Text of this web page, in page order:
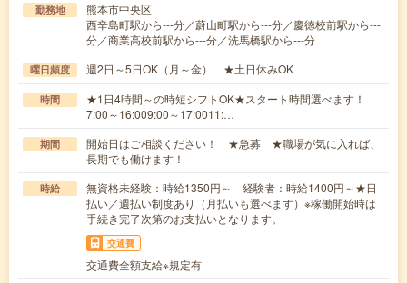
勤務地
熊本市中央区
西辛島町駅から---分／蔚山町駅から---分／慶徳校前駅から---
分／商業高校前駅から---分／洗馬橋駅から---分
曜日頻度 週2日～5日OK（月～金） ★土日休みOK
時間
★1日4時間～の時短シフトOK★スタート時間選べます！
7:00～16:009:00～17:0011:…
期間
開始日はご相談ください！ ★急募 ★職場が気に入れば、
長期でも働けます！
時給
無資格未経験：時給1350円～ 経験者：時給1400円～★日
払い／週払い制度あり（月払いも選べます）※稼働開始時は
手続き完了次第のお支払いとなります。
交通費
交通費全額支給※規定有